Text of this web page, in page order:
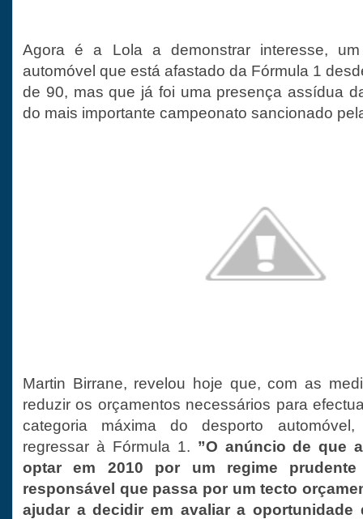
Agora é a Lola a demonstrar interesse,
automóvel que está afastado da Fórmula 1
de 90, mas que já foi uma presença assídua
do mais importante campeonato sancionado
Martin Birrane, revelou hoje que, com as
reduzir os orçamentos necessários para
categoria máxima do desporto
regressar à Fórmula 1. ”O anúncio de que
optar em 2010 por um regime prudente
responsável que passa por um tecto
ajudar a decidir em avaliar a oportunidade